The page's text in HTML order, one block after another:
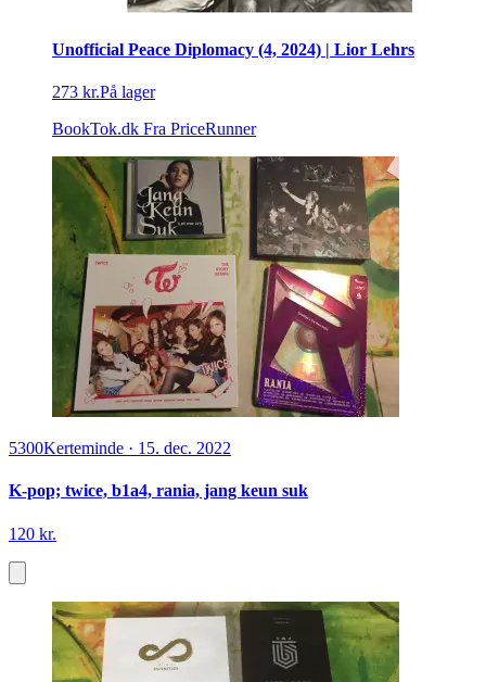
Unofficial Peace Diplomacy (4, 2024) | Lior Lehrs
273 kr.På lager
BookTok.dk Fra PriceRunner
5300Kerteminde · 15. dec. 2022
K-pop; twice, b1a4, rania, jang keun suk
120 kr.